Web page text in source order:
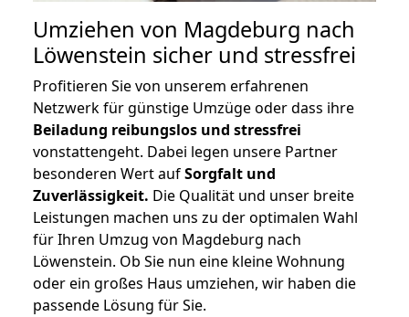
Umziehen von Magdeburg nach
Löwenstein sicher und stressfrei
Profitieren Sie von unserem erfahrenen
Netzwerk für günstige Umzüge oder dass ihre
Beiladung reibungslos und stressfrei
vonstattengeht. Dabei legen unsere Partner
besonderen Wert aufSorgfalt und
Zuverlässigkeit. Die Qualität und unser breite
Leistungen machen uns zu der optimalen Wahl
für Ihren Umzug von Magdeburg nach
Löwenstein. Ob Sie nun eine kleine Wohnung
oder ein großes Haus umziehen, wir haben die
passende Lösung für Sie.